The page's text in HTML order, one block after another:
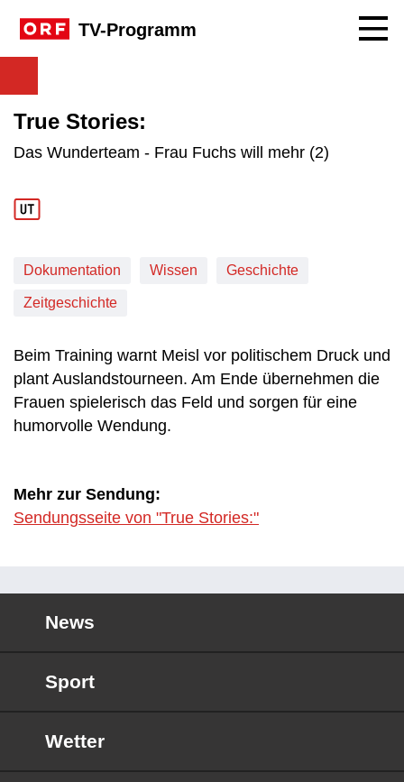
TV-Programm
True Stories:
Das Wunderteam - Frau Fuchs will mehr (2)
Dokumentation Wissen Geschichte
Zeitgeschichte
Beim Training warnt Meisl vor politischem Druck und
plant Auslandstourneen. Am Ende übernehmen die
Frauen spielerisch das Feld und sorgen für eine
humorvolle Wendung.
Mehr zur Sendung:
Sendungsseite von "True Stories:"
News
Sport
Wetter